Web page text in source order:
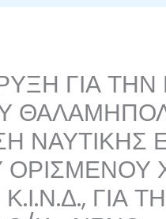
ΓΙΑ
ΝΑΥΤΙΚΗΣ
ΓΙΑ